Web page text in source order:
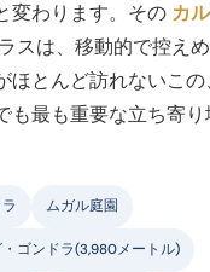
変わります。その カ
スは、移動的で控え
ほとんど訪れないこの
も最も重要な立ち寄り
ムガル庭園
ゴンドラ(3,980メートル)